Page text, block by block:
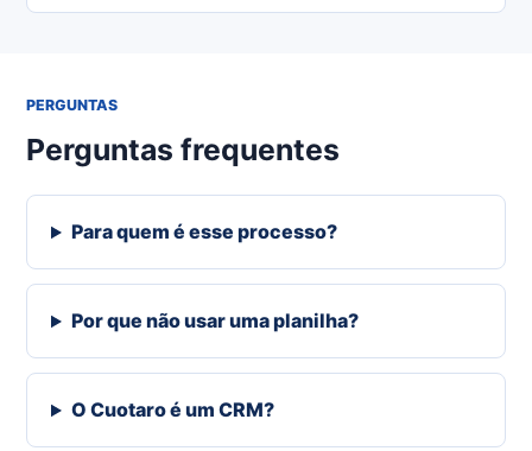
PERGUNTAS
Perguntas frequentes
Para quem é esse processo?
Por que não usar uma planilha?
O Cuotaro é um CRM?